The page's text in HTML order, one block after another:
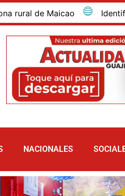
de Maicao Identifican al
NACIONALES